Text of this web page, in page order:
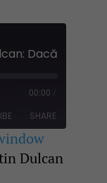
00:00
SHARE
Dulcan